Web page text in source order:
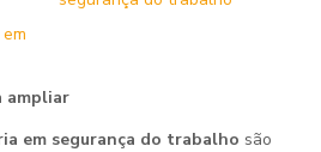
ampliar
em segurança do trabalho são